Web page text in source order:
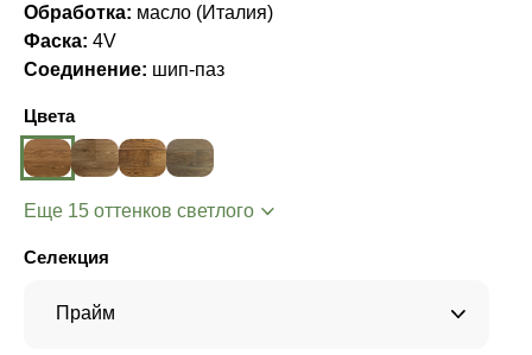
Обработка: масло (Италия)
Фаска: 4V
Соединение: шип-паз
Цвета
Еще 15 оттенков светлого
Селекция
Прайм